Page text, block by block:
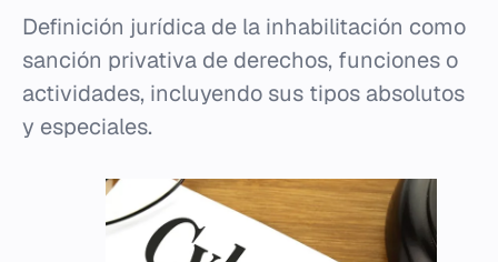
Definición jurídica de la inhabilitación como
sanción privativa de derechos, funciones o
actividades, incluyendo sus tipos absolutos
y especiales.